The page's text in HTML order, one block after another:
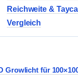
Reichweite &
Vergleich
Growlicht für